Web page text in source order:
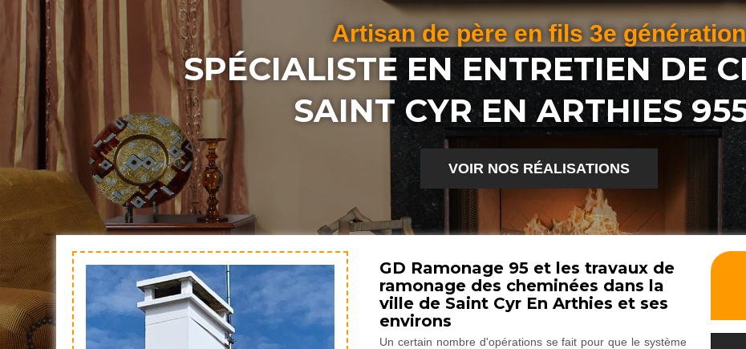
Artisan de père en fils 3e génération
SPÉCIALISTE EN ENTRETIEN DE
SAINT CYR EN ARTHIES
VOIR NOS RÉALISATIONS
GD Ramonage 95 et les travaux de
ramonage des cheminées dans la
ville de Saint Cyr En Arthies et ses
environs
Un certain nombre d'opérations se fait pour que le système